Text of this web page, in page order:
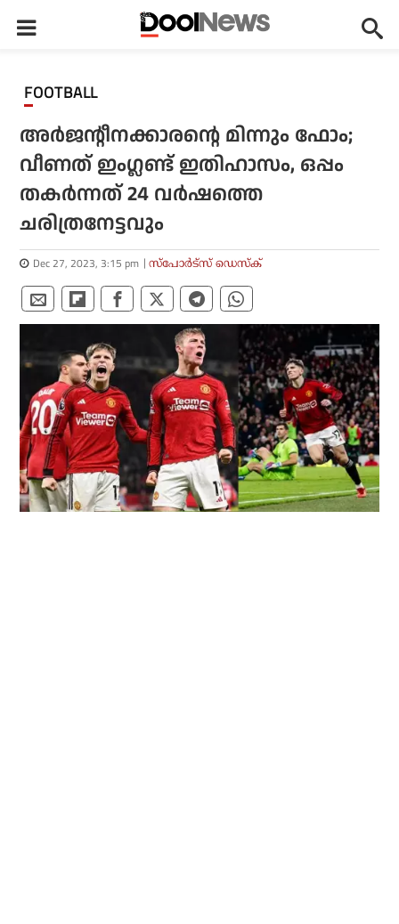
FOOTBALL
അര്‍ജന്റീനക്കാരന്റെ മിന്നും ഫോം;
വീണത് ഇംഗ്ലണ്ട് ഇതിഹാസം, ഒപ്പം
തകര്‍ന്നത് 24 വര്‍ഷത്തെ
ചരിത്രനേട്ടവും
Dec 27, 2023, 3:15 pm സ്പോര്‍ട്സ് ഡെസ്‌ക്